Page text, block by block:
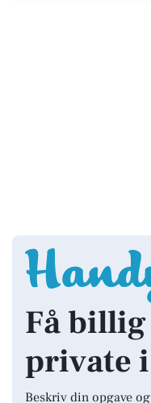
Få
private
Beskriv din opgave